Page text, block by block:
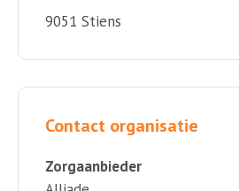
9051 Stiens
Contact organisatie
Zorgaanbieder